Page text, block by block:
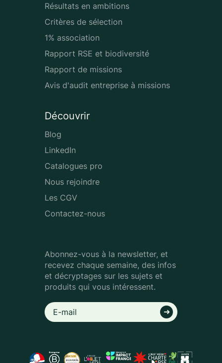
Résultats en ambitions
Critères de sélection
1% association
Rapport RSE et biodiversité
Rapport de missions
Avis d'audit entreprise à missions
Découvrir
Blog
LinkedIn
Catalogues pro
Nous rejoindre
Les CGV
Contactez-nous
Abonnez-vous à la newsletter, et
recevez chaque semaine, des infos
et décryptages sur les sujets et
produits qui vous intéressent.